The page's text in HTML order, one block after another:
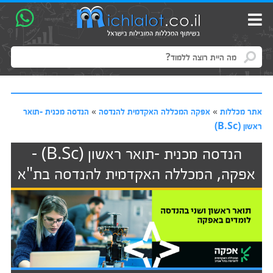
אתר מכללות» אפקה המכללה האקדמית להנדסה» הנדסה מכנית -תואר
ראשון (B.Sc)
הנדסה מכנית -תואר ראשון (B.Sc) -
אפקה, המכללה האקדמית להנדסה בת"א